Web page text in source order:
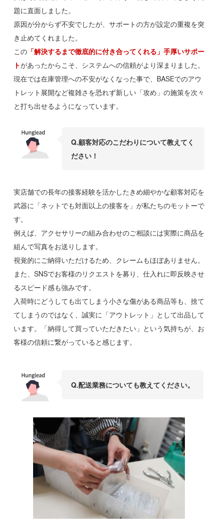
題に直面しました。
原因が分からず不安でしたが、サポートの方が設定の重複を突
き止めてくれました。
この 「解決するまで徹底的に付き合ってくれる」手厚いサポー
トがあったからこそ、システムへの信頼がより深まりました。
現在では在庫管理への不安がなくなった事で、BASEでのアウ
トレット展開など複雑さを恐れず新しい「攻め」の施策を次々
と打ち出せるようになっています。
Q.顧客対応のこだわりについて教えてく
ださい ！
実店舗での長年の接客経験を活かしたきめ細やかな顧客対応を
武器に「ネットでも対面以上の接客を」が私たちのモットーで
す。
例えば、アクセサリーの組み合わせのご相談には実際に商品を
組んで写真をお送りします。
視覚的にご納得いただけるため、クレームもほぼありません。
また、SNSでお客様のリクエストを募り、仕入れに即反映させ
るスピード感も強みです。
入荷時にどうしても出てしまう小さな傷がある商品等も、捨て
てしまうのではなく、誠実に「アウトレット」として出品して
います。「納得して買っていただきたい」という気持ちが、お
客様の信頼に繋がっていると感じます。
Q.配送業務についても教えてください。